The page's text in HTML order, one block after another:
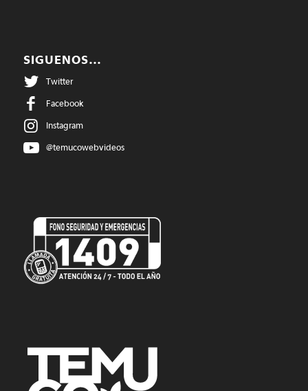
SIGUENOS…
Twitter
Facebook
Instagram
@temucowebvideos